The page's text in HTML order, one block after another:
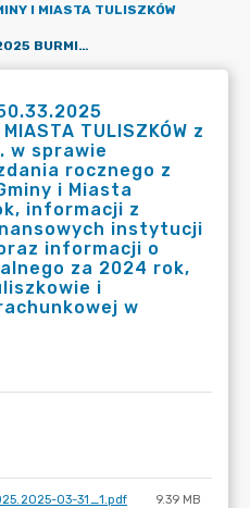
I MIASTA TULISZKÓW
ZARZĄDZENIE NR 0050.33.2025 BURMISTRZA GMINY I MIASTA TULISZKÓW Z DNIA 31 MARCA 2025 R. W SPRAWIE PRZEKAZANIA SPRAWOZDANIA ROCZNEGO Z WYKONANIA BUDŻETU GMINY I MIASTA TULISZKÓW ZA 2024 ROK, INFORMACJI Z WYKONANIA PLANÓW FINANSOWYCH INSTYTUCJI KULTURY ZA 2024 ROK ORAZ INFORMACJI O STANIE MIENIA KOMUNALNEGO ZA 2024 ROK, RADZIE MIEJSKIEJ W TULISZKOWIE I REGIONALNEJ IZBIE OBRACHUNKOWEJ W POZNANIU
TULISZKÓW z
w sprawie
rocznego z
i Miasta
informacji z
instytucji
informacji o
za 2024 rok,
i
w
03-31_1.pdf 9.39 MB